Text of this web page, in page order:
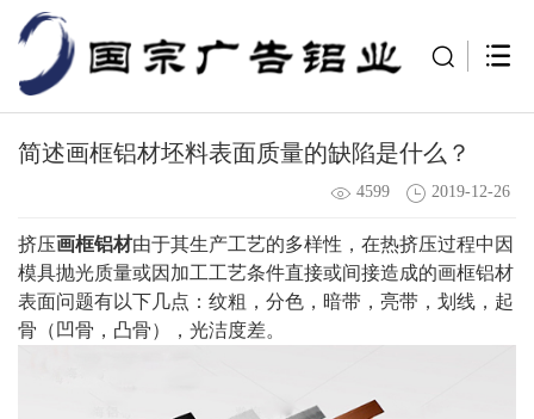
简述画框铝材坯料表面质量的缺陷是什么？
4599 2019-12-26
挤压画框铝材由于其生产工艺的多样性，在热挤压过程中因
模具抛光质量或因加工工艺条件直接或间接造成的画框铝材
表面问题有以下几点：纹粗，分色，暗带，亮带，划线，起
骨（凹骨，凸骨），光洁度差。